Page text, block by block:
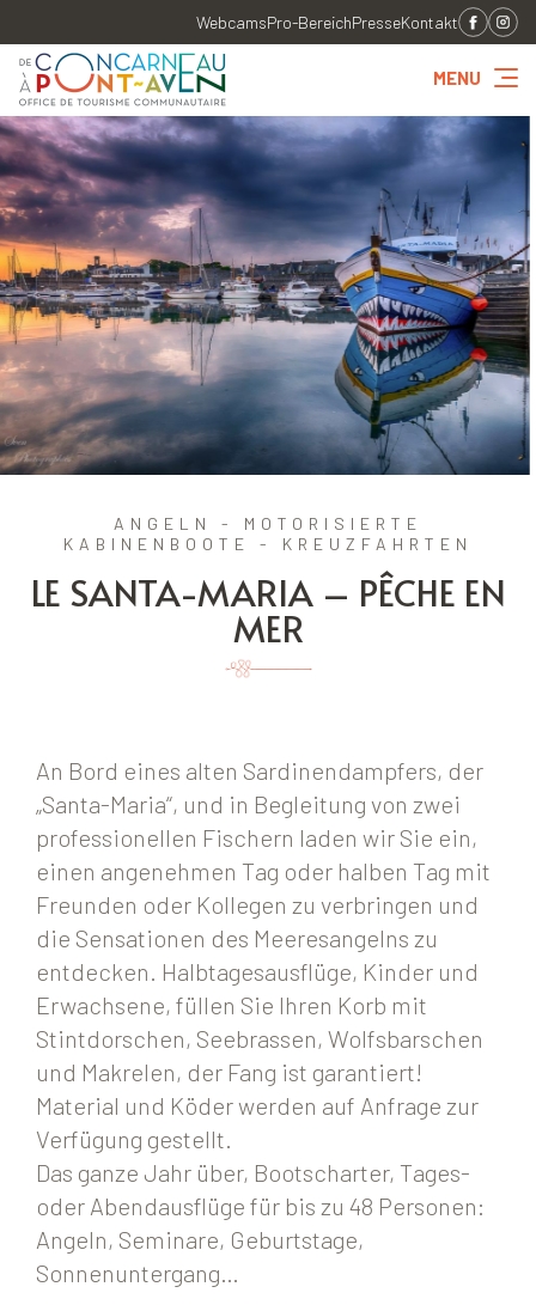
WebcamsPro-BereichPresseKontakt
MENU
ANGELN - MOTORISIERTE
KABINENBOOTE - KREUZFAHRTEN
LE SANTA-MARIA – PÊCHE EN
MER
An Bord eines alten Sardinendampfers, der
„Santa-Maria“, und in Begleitung von zwei
professionellen Fischern laden wir Sie ein,
einen angenehmen Tag oder halben Tag mit
Freunden oder Kollegen zu verbringen und
die Sensationen des Meeresangelns zu
entdecken. Halbtagesausflüge, Kinder und
Erwachsene, füllen Sie Ihren Korb mit
Stintdorschen, Seebrassen, Wolfsbarschen
und Makrelen, der Fang ist garantiert!
Material und Köder werden auf Anfrage zur
Verfügung gestellt.
Das ganze Jahr über, Bootscharter, Tages-
oder Abendausflüge für bis zu 48 Personen:
Angeln, Seminare, Geburtstage,
Sonnenuntergang…